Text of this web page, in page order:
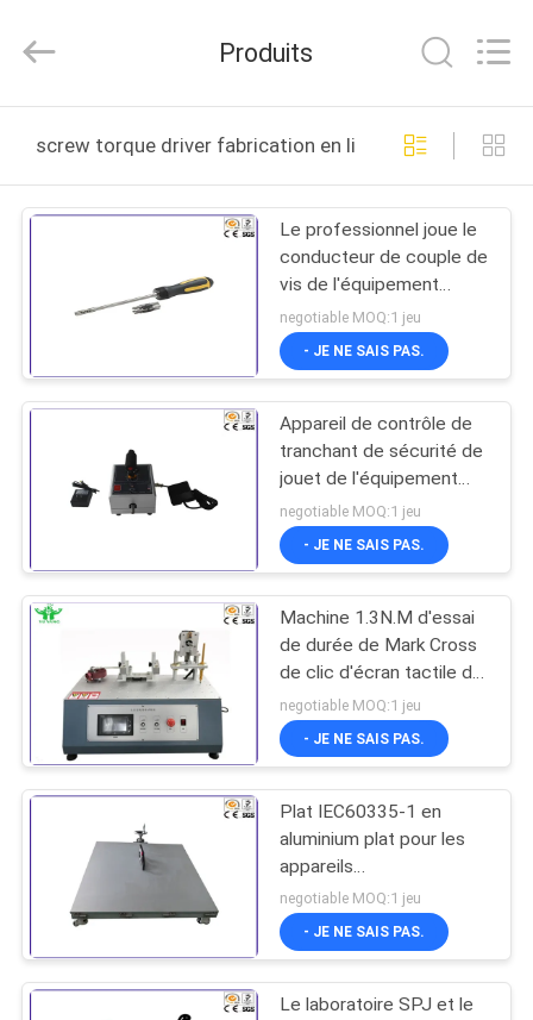
PRODUITS
SHOW
AU
NOUS
VISITE
D'USINE
CONTACTEZ-
NOUS
NOUVELLES
DEMANDEZ
CITATION
INSTRUMENT
Rights
Produits
screw torque driver fabrication en ligne
Le professionnel joue le
conducteur de couple de
vis de l'équipement
d'essai 1.5LTDK 3LTDK
6LTDK 12LTDK
negotiable MOQ:1 jeu
- JE NE SAIS PAS.
Appareil de contrôle de
tranchant de sécurité de
jouet de l'équipement
d'essai de jouets
d'enfants EN71-1 ASTM
F963
negotiable MOQ:1 jeu
- JE NE SAIS PAS.
Machine 1.3N.M d'essai
de durée de Mark Cross
de clic d'écran tactile de
téléphone portable 0-
180 fois/minute
negotiable MOQ:1 jeu
- JE NE SAIS PAS.
Plat IEC60335-1 en
aluminium plat pour les
appareils
électroménagers/l'essai
stabilité de lampes
negotiable MOQ:1 jeu
- JE NE SAIS PAS.
Le laboratoire SPJ et le